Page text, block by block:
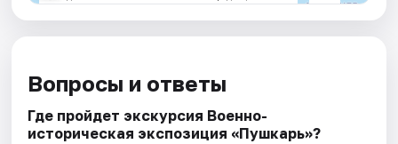
Вопросы и ответы
Где пройдет экскурсия Военно-
историческая экспозиция «Пушкарь»?